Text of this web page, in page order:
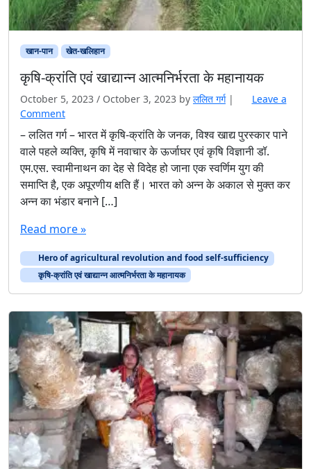
खान-पान खेत-खलिहान
कृषि-क्रांति एवं खाद्यान्न आत्मनिर्भरता के महानायक
October 5, 2023 / October 3, 2023 by ललित गर्ग |
Leave a
Comment
– ललित गर्ग – भारत में कृषि-क्रांति के जनक, विश्व खाद्य पुरस्कार पाने
वाले पहले व्यक्ति, कृषि में नवाचार के ऊर्जाघर एवं कृषि विज्ञानी डॉ.
एम.एस. स्वामीनाथन का देह से विदेह हो जाना एक स्वर्णिम युग की
समाप्ति है, एक अपूरणीय क्षति हैं। भारत को अन्न के अकाल से मुक्त कर
अन्न का भंडार बनाने […]
Read more »
Hero of agricultural revolution and food self-sufficiency
कृषि-क्रांति एवं खाद्यान्न आत्मनिर्भरता के महानायक